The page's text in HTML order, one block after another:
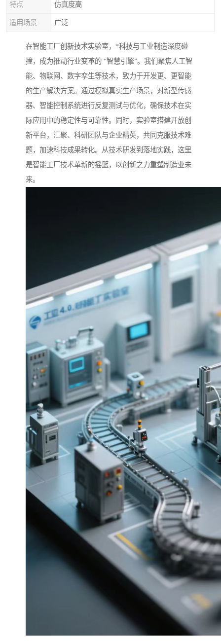
特点 仿真度高
适用场景 广泛
在智能工厂创新技术实验室，*科技与工业制造深度碰
撞，成为推动行业变革的 “智慧引擎”。我们聚焦人工智
能、物联网、数字孪生等技术，致力于开发更、更智能
的生产解决方案。通过模拟真实生产场景，对新型传感
器、智能控制系统进行反复测试与优化，确保技术在实
际应用中的稳定性与可靠性。同时，实验室搭建开放创
新平台，汇聚、科研团队与企业精英，共同克服技术难
题，加速科技成果转化。从技术研发到落地实践，这里
是智能工厂技术革新的摇篮，以创新之力重塑制造业未
来。